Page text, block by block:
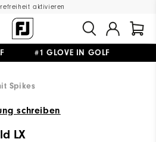
aktivieren
#1 GLOVE IN GOLF
Spikes
schreiben
LX